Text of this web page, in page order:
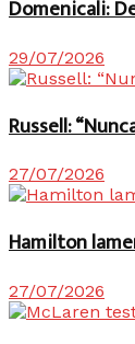
Domenicali:
29/07/2026
Russell:
27/07/2026
Hamilton
27/07/2026